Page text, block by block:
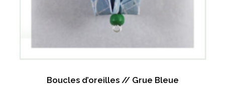
Boucles d’oreilles // Grue Bleue